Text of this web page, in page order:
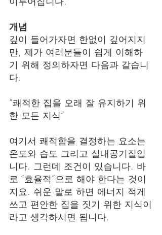
개념
깊이 들어가자면 한없이 깊어지지
만, 제가 여러분들이 쉽게 이해하
기 위해 정의하자면 다음과 같습니
다.
“쾌적한 집을 오래 잘 유지하기 위
한 모든 지식”
여기서 쾌적함을 결정하는 요소는
온도와 습도 그리고 실내공기질입
니다. 그런데 조건이 있습니다. 바
로 “효율적”으로 해야 한다는 것이
지요. 쉬운 말로 하면 에너지 적게
쓰고 편안한 집을 짓기 위한 지식이
라고 생각하시면 됩니다.